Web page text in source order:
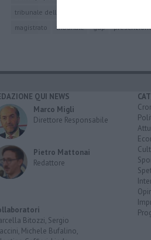
tribunale dell'unione europea
magistrato
tribunale gup
QUI NEWS
Marco Migli
Direttore Responsabile
Pietro Mattonai
Redattore
Bitozzi, Sergio
Michele Bufalino,